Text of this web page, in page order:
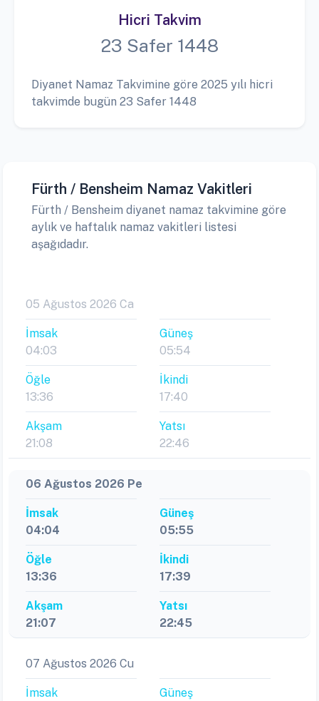
Hicri Takvim
23 Safer 1448
Diyanet Namaz Takvimine göre 2025 yılı hicri
takvimde bugün 23 Safer 1448
Fürth / Bensheim Namaz Vakitleri
Fürth / Bensheim diyanet namaz takvimine göre
aylık ve haftalık namaz vakitleri listesi
aşağıdadır.
05 Ağustos 2026 Ca
İmsak
04:03
Güneş
05:54
Öğle
13:36
İkindi
17:40
Akşam
21:08
Yatsı
22:46
06 Ağustos 2026 Pe
İmsak
04:04
Güneş
05:55
Öğle
13:36
İkindi
17:39
Akşam
21:07
Yatsı
22:45
07 Ağustos 2026 Cu
İmsak
Güneş